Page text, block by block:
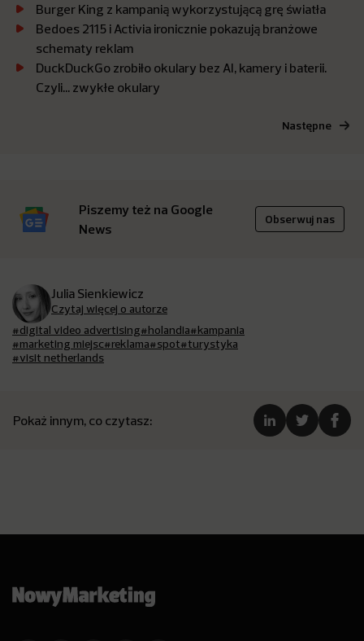
Burger King z kampanią wykorzystującą grę światła
Bedoes 2115 i Activia ironicznie pokazują branżowe
schematy reklam
DuckDuckGo zrobiło okulary bez AI, kamery i baterii.
Czyli… zwykłe okulary
Następne
Piszemy też na Google
News
Obserwuj nas
Julia Sienkiewicz
Czytaj więcej o autorze
#digital video advertising#holandia#kampania
#marketing miejsc#reklama#spot#turystyka
#visit netherlands
Pokaż innym, co czytasz: